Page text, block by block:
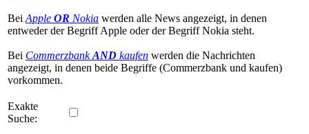
Bei Apple OR Nokia werden alle News angezeigt, in denen
entweder der Begriff Apple oder der Begriff Nokia steht.
Bei CommerzbankAND kaufen werden die Nachrichten
angezeigt, in denen beide Begriffe (Commerzbank und kaufen)
vorkommen.
Exakte
Suche: